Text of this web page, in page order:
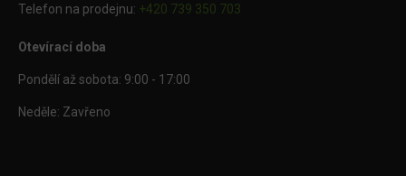
Telefon na prodejnu: +420 739 350 703
Otevírací doba
Pondělí až sobota: 9:00 - 17:00
Neděle: Zavřeno